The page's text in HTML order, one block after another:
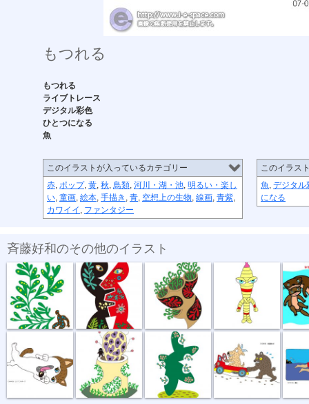
もつれる
もつれる
ライブトレース
デジタル彩色
ひとつになる
魚
このイラストが入っているカテゴリー
赤, ポップ, 黄, 秋, 鳥類, 河川・湖・池, 明るい・楽し
い, 童画, 絵本, 手描き , 青, 空想上の生物, 線画, 青紫,
カワイイ , ファンタジー
このイラス
魚, デジタル
になる
斉藤好和のその他のイラスト
植物のチカラ 組み合わせ 植木鉢
どう、このポ... おいしい匂い 新しい種 坂道登れば 遠泳